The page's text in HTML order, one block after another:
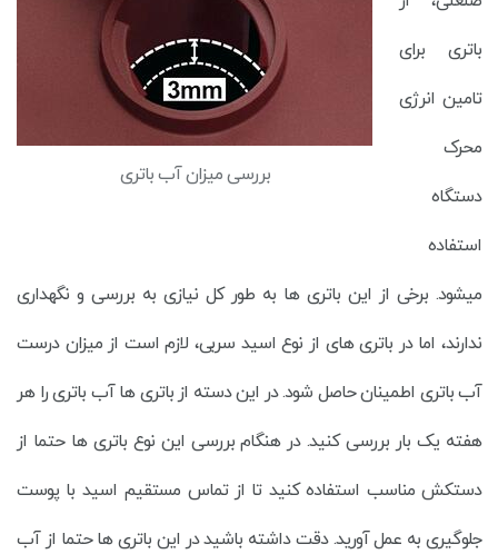
بررسی میزان آب باتری
باتری برای
تامین انرژی
محرک
دستگاه
استفاده
میشود. برخی از این باتری ها به طور کل نیازی به بررسی و نگهداری
ندارند، اما در باتری های از نوع اسید سربی، لازم است از میزان درست
آب باتری اطمینان حاصل شود. در این دسته از باتری ها آب باتری را هر
هفته یک بار بررسی کنید. در هنگام بررسی این نوع باتری ها حتما از
دستکش مناسب استفاده کنید تا از تماس مستقیم اسید با پوست
جلوگیری به عمل آورید. دقت داشته باشید در این باتری ها حتما از آب